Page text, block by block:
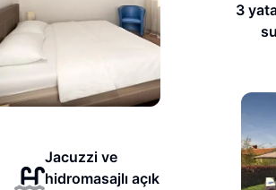
3
Jacuzzi ve
hidromasajlı açık